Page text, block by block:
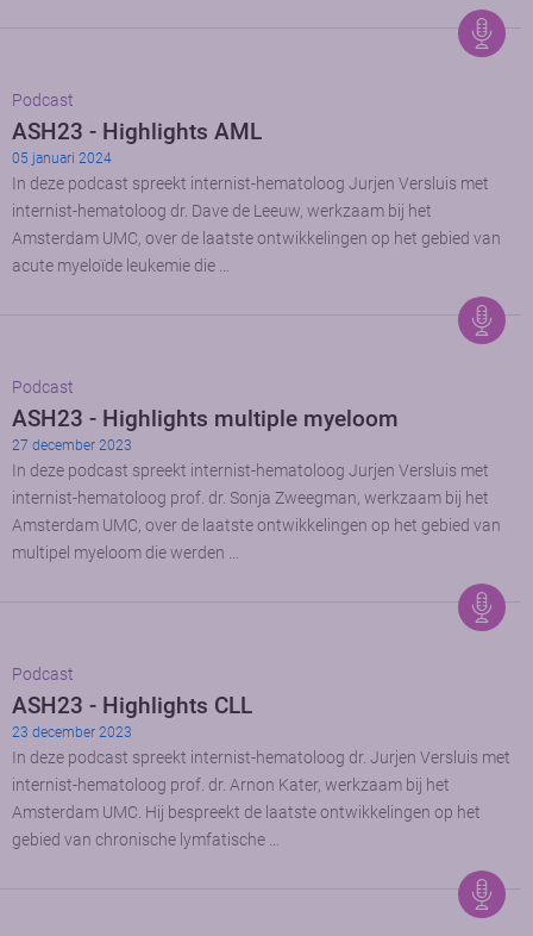
Podcast
ASH23 - Highlights AML
05 januari 2024
In deze podcast spreekt internist-hematoloog Jurjen Versluis met
internist-hematoloog dr. Dave de Leeuw, werkzaam bij het
Amsterdam UMC, over de laatste ontwikkelingen op het gebied van
acute myeloïde leukemie die …
Podcast
ASH23 - Highlights multiple myeloom
27 december 2023
In deze podcast spreekt internist-hematoloog Jurjen Versluis met
internist-hematoloog prof. dr. Sonja Zweegman, werkzaam bij het
Amsterdam UMC, over de laatste ontwikkelingen op het gebied van
multipel myeloom die werden …
Podcast
ASH23 - Highlights CLL
23 december 2023
In deze podcast spreekt internist-hematoloog dr. Jurjen Versluis met
internist-hematoloog prof. dr. Arnon Kater, werkzaam bij het
Amsterdam UMC. Hij bespreekt de laatste ontwikkelingen op het
gebied van chronische lymfatische …